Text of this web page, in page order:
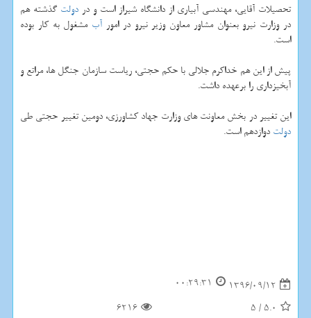
تحصیلات آقایی، مهندسی آبیاری از دانشگاه شیراز است و در دولت گذشته هم
در وزارت نیرو بعنوان مشاور معاون وزیر نیرو در امور آب مشغول به كار بوده
است.
پیش از این هم خداكرم جلالی با حكم حجتی، ریاست سازمان جنگل ها، مراتع و
آبخیزداری را برعهده داشت.
این تغییر در بخش معاونت های وزارت جهاد كشاورزی، دومین تغییر حجتی طی
دولت دوازدهم است.
1396/09/12
00:29:31
5.0
/
5
6216